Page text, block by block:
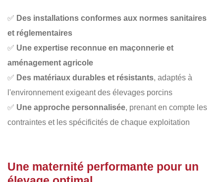
✅ Des installations conformes aux normes sanitaires
et réglementaires
✅ Une expertise reconnue en maçonnerie et
aménagement agricole
✅ Des matériaux durables et résistants, adaptés à
l'environnement exigeant des élevages porcins
✅ Une approche personnalisée, prenant en compte les
contraintes et les spécificités de chaque exploitation
Une maternité performante pour un